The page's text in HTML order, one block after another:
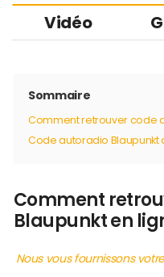
Vidéo
Sommaire
Comment retrouver code
Code autoradio Blaupunkt
Comment
Blaupunkt en
Nous vous fournissons